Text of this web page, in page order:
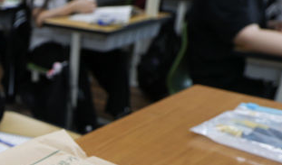
트로피 원해 아틀
주의보
원
발견